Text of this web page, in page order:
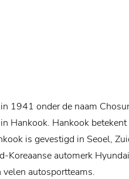
1941 onder de naam
Hankook. Hankook betekent
is gevestigd in Seoel,
Koreaanse automerk
autosportteams.